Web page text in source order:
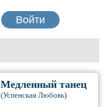
Медленный танец
(Успенская Любовь)